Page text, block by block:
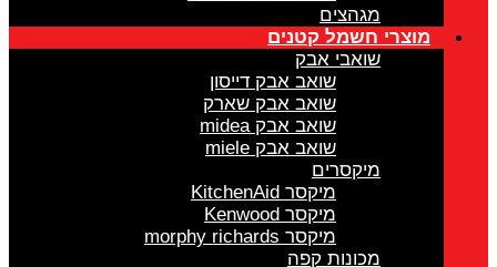
מגהצים
מוצרי חשמל קטנים
שואבי אבק
שואב אבק דייסון
שואב אבק שארק
שואב אבק midea
שואב אבק miele
מיקסרים
מיקסר KitchenAid
מיקסר Kenwood
מיקסר morphy richards
מכונות קפה